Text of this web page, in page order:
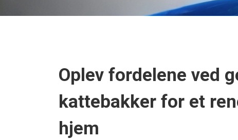
Oplev fordelene ved
kattebakker for et
hjem